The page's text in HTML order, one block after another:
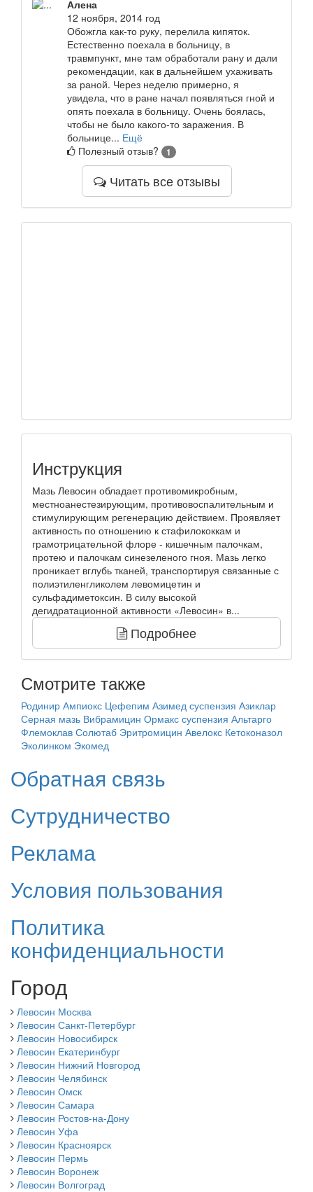
Алена
12 ноября, 2014 год
Обожгла как-то руку, перелила кипяток.
Естественно поехала в больницу, в
травмпункт, мне там обработали рану и дали
рекомендации, как в дальнейшем ухаживать
за раной. Через неделю примерно, я
увидела, что в ране начал появляться гной и
опять поехала в больницу. Очень боялась,
чтобы не было какого-то заражения. В
больнице... Ещё
Полезный отзыв?
1
Читать все отзывы
Инструкция
Мазь Левосин обладает противомикробным,
местноанестезирующим, противовоспалительным и
стимулирующим регенерацию действием. Проявляет
активность по отношению к стафилококкам и
грамотрицательной флоре - кишечным палочкам,
протею и палочкам синезеленого гноя. Мазь легко
проникает вглубь тканей, транспортируя связанные с
полиэтиленгликолем левомицетин и
сульфадиметоксин. В силу высокой
дегидратационной активности «Левосин» в...
Подробнее
Смотрите также
Родинир Ампиокс Цефепим Азимед суспензия Азиклар
Серная мазь Вибрамицин Ормакс суспензия Альтарго
Флемоклав Солютаб Эритромицин Авелокс Кетоконазол
Эколинком Экомед
Обратная связь
Сутрудничество
Реклама
Условия пользования
Политика
конфиденциальности
Город
Левосин Москва
Левосин Санкт-Петербург
Левосин Новосибирск
Левосин Екатеринбург
Левосин Нижний Новгород
Левосин Челябинск
Левосин Омск
Левосин Самара
Левосин Ростов-на-Дону
Левосин Уфа
Левосин Красноярск
Левосин Пермь
Левосин Воронеж
Левосин Волгоград